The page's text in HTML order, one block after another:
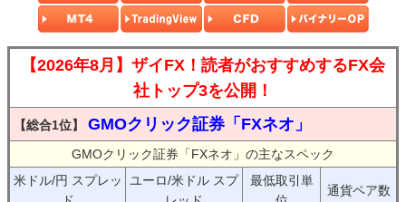
【2026年8月】ザイFX！読者がおすすめするFX会
社トップ3を公開！
【総合1位】 GMOクリック証券「FXネオ」
GMOクリック証券「FXネオ」の主なスペック
米ドル/円 スプレッ
ユーロ/米ドル スプ
最低取引単
通貨ペア数